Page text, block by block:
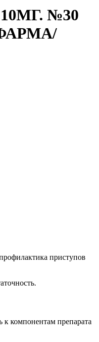
№30
приступов
компонентам препарата